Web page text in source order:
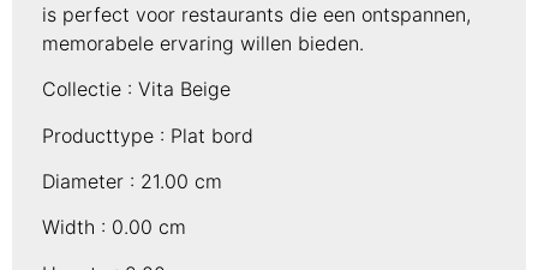
is perfect voor restaurants die een ontspannen,
memorabele ervaring willen bieden.
Collectie : Vita Beige
Producttype : Plat bord
Diameter : 21.00 cm
Width : 0.00 cm